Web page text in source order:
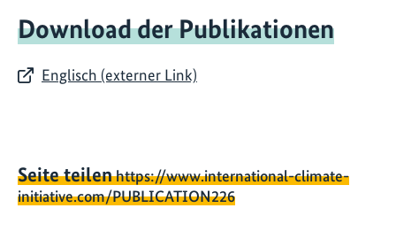
Download der Publikationen
Englisch (externer Link)
Seite teilenhttps://www.international-climate-
initiative.com/PUBLICATION226